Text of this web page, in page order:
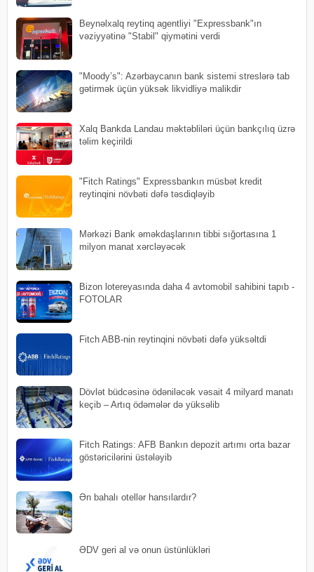
Beynəlxalq reytinq agentliyi "Expressbank"ın
vəziyyətinə "Stabil" qiymətini verdi
"Moody’s": Azərbaycanın bank sistemi streslərə tab
gətirmək üçün yüksək likvidliyə malikdir
Xalq Bankda Landau məktəbliləri üçün bankçılıq üzrə
təlim keçirildi
"Fitch Ratings" Expressbankın müsbət kredit
reytinqini növbəti dəfə təsdiqləyib
Mərkəzi Bank əməkdaşlarının tibbi sığortasına 1
milyon manat xərcləyəcək
Bizon lotereyasında daha 4 avtomobil sahibini tapıb -
FOTOLAR
Fitch ABB-nin reytinqini növbəti dəfə yüksəltdi
Dövlət büdcəsinə ödəniləcək vəsait 4 milyard manatı
keçib – Artıq ödəmələr də yüksəlib
Fitch Ratings: AFB Bankın depozit artımı orta bazar
göstəricilərini üstələyib
Ən bahalı otellər hansılardır?
ƏDV geri al və onun üstünlükləri